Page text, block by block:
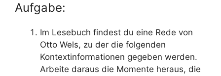
Aufgabe:
Im Lesebuch findest du eine Rede von
Otto Wels, zu der die folgenden
Kontextinformationen gegeben werden.
Arbeite daraus die Momente heraus, die